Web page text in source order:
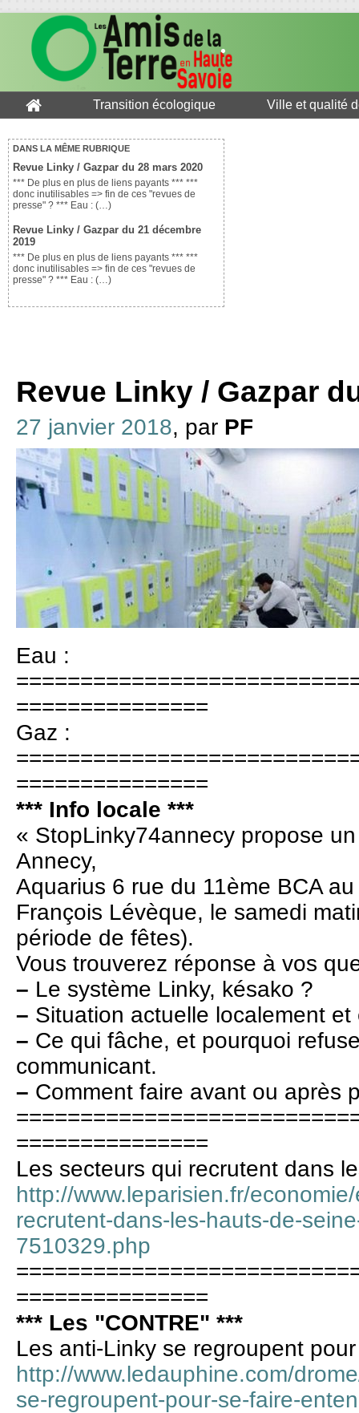
Transition écologique Ville et qualité
DANS LA MÊME RUBRIQUE
Revue Linky / Gazpar du 28 mars 2020
*** De plus en plus de liens payants *** ***
donc inutilisables => fin de ces "revues de
presse" ? *** Eau : (…)
Revue Linky / Gazpar du 21 décembre
2019
*** De plus en plus de liens payants *** ***
donc inutilisables => fin de ces "revues de
presse" ? *** Eau : (…)
Revue Linky / Gazpar
27 janvier 2018, par PF
Eau :
===============
Gaz :
===============
*** Info locale ***
« StopLinky74annecy propose un
Annecy,
Aquarius 6 rue du 11ème BCA
François Lévèque, le samedi
période de fêtes).
Vous trouverez réponse à vos
– Le système Linky, késako ?
– Situation actuelle localement et
– Ce qui fâche, et pourquoi
communicant.
– Comment faire avant ou après
===============
Les secteurs qui recrutent dans
http://www.leparisien.fr/
recrutent-dans-les-hauts-de-
7510329.php
===============
*** Les "CONTRE" ***
Les anti-Linky se regroupent
http://www.ledauphine.com/
se-regroupent-pour-se-faire-